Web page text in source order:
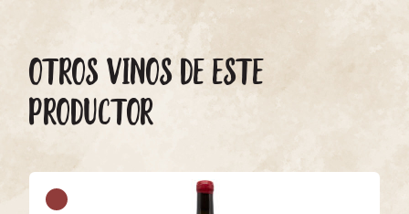
OTROS VINOS DE ESTE
PRODUCTOR